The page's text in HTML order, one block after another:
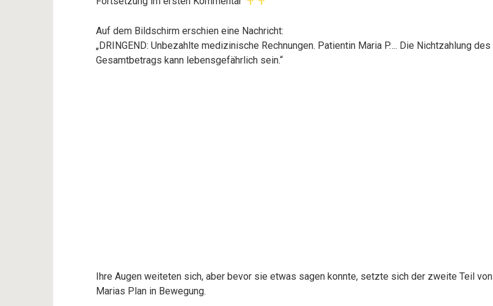
Auf dem Bildschirm erschien eine Nachricht:
„DRINGEND: Unbezahlte medizinische Rechnungen. Patientin Maria P…. Die Nichtzahlung des
Gesamtbetrags kann lebensgefährlich sein.“
Ihre Augen weiteten sich, aber bevor sie etwas sagen konnte, setzte sich der zweite Teil von
Marias Plan in Bewegung.